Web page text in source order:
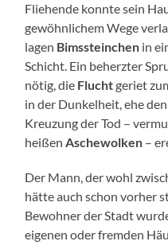
Fliehende konnte sein
gewöhnlichem Wege
lagen Bimssteinchen in
Schicht. Ein beherzter
nötig, die Fluchtgeriet
in der Dunkelheit, ehe
Kreuzung der Tod –
heißenAschewolken –
Der Mann, der wohl
hätte auch schon vorher
Bewohner der Stadt
eigenen oder fremden